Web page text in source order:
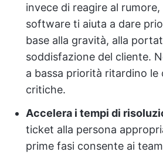
invece di reagire al
software ti aiuta a dare
base alla gravità, alla
soddisfazione del cliente.
a bassa priorità ritardino le
critiche.
Accelera i tempi di
ticket alla persona
prime fasi consente ai